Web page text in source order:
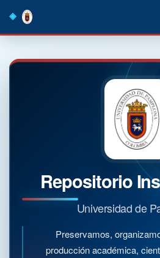
navigation
Repositorio
Universidad de
Preservamos,
producción académica,